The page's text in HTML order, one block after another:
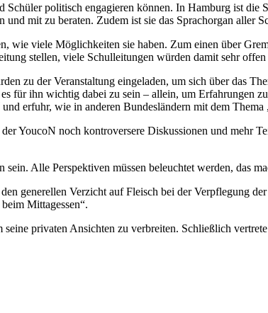
Schüler politisch engagieren können. In Hamburg ist
mit zu beraten. Zudem ist sie das Sprachorgan aller
wie viele Möglichkeiten sie haben. Zum einen über
stellen, viele Schulleitungen würden damit sehr
zu der Veranstaltung eingeladen, um sich über das
für ihn wichtig dabei zu sein – allein, um Erfahrungen
erfuhr, wie in anderen Bundesländern mit dem
YoucoN noch kontroversere Diskussionen und mehr
Alle Perspektiven müssen beleuchtet werden, das
generellen Verzicht auf Fleisch bei der Verpflegung
Mittagessen“.
privaten Ansichten zu verbreiten. Schließlich